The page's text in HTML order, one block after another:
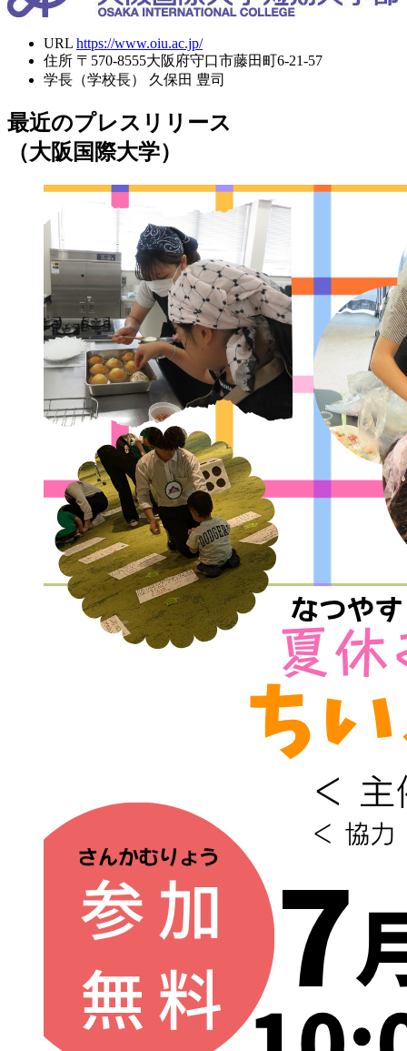
URL https://www.oiu.ac.jp/
住所 〒570-8555大阪府守口市藤田町6-21-57
学長（学校長）
久保田 豊司
最近のプレスリリース
（大阪国際大学）